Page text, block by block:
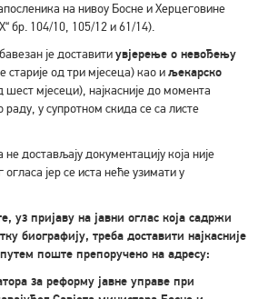
на нивоу Босне и Херцеговине
бр. 104/10, 105/12 и 61/14).
је доставитиувјерење о невођењу
старије од три мјесеца) као иљекарско
шест мјесеци), најкасније до момента
у супротном скида се са листе
достављају документацију која није
јер се иста неће узимати у
уз пријаву на јавни оглас која садржи
биографију, треба доставити најкасније
поште препоручено на адресу:
за реформу јавне управе при